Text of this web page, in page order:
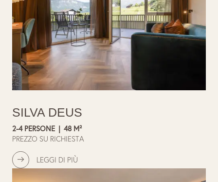
SILVA DEUS
2-4 PERSONE | 48 M²
PREZZO SU RICHIESTA
LEGGI DI PIÙ